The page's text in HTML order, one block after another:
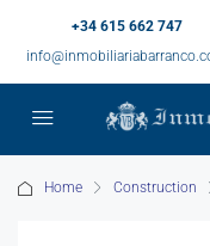
+34 615 662 747
Home Construction